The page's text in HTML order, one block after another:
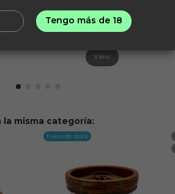
View
misma categoría:
Fuera de stock
Tengo más de 18